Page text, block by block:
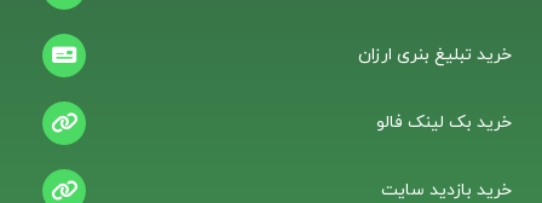
خرید تبلیغ بنری ارزان
خرید بک لینک فالو
خرید بازدید سایت